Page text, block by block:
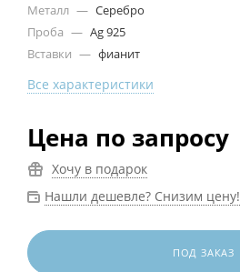
Металл — Серебро
Проба — Ag 925
Вставки — фианит
Все характеристики
Цена по запросу
Хочу в подарок
Нашли дешевле? Снизим цену!
ПОД ЗАКАЗ